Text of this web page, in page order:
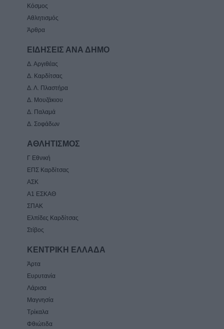
Κόσμος
Αθλητισμός
Άρθρα
ΕΙΔΗΣΕΙΣ ΑΝΑ ΔΗΜΟ
Δ. Αργιθέας
Δ. Καρδίτσας
Δ. Λ. Πλαστήρα
Δ. Μουζάκιου
Δ. Παλαμά
Δ. Σοφάδων
ΑΘΛΗΤΙΣΜΟΣ
Γ Εθνική
ΕΠΣ Καρδίτσας
ΑΣΚ
Α1 ΕΣΚΑΘ
ΣΠΑΚ
Ελπίδες Καρδίτσας
Στίβος
ΚΕΝΤΡΙΚΗ ΕΛΛΑΔΑ
Άρτα
Ευρυτανία
Λάρισα
Μαγνησία
Τρίκαλα
Φθιώτιδα